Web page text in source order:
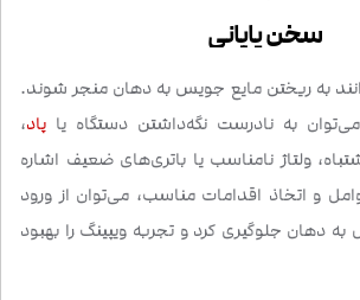
سخن پایانی
به ریختن مایع جویس به دهان منجر شوند.
به نادرست نگه‌داشتن دستگاه یا پاد،
ولتاژ نامناسب یا باتری‌های ضعیف اشاره
و اتخاذ اقدامات مناسب، می‌توان از ورود
دهان جلوگیری کرد و تجربه ویپینگ را بهبود